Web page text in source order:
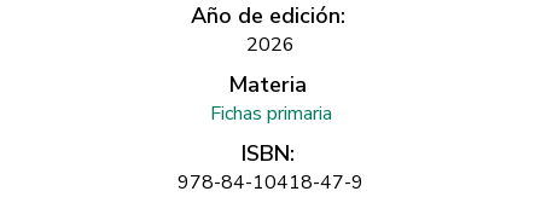
Año de edición:
2026
Materia
Fichas primaria
ISBN:
978-84-10418-47-9